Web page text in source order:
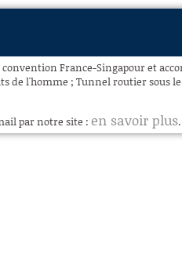
France-Singapour et
de l'homme ; Tunnel routier sous
par notre site : en savoir plus.